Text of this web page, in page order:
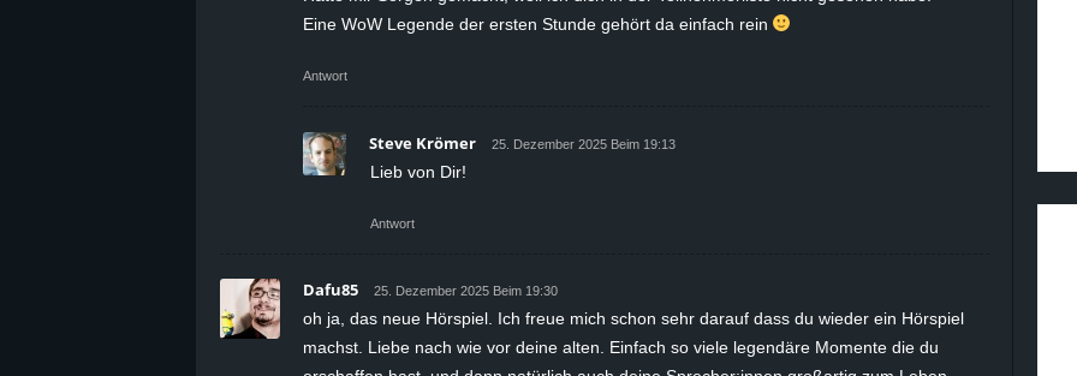
Eine WoW Legende der ersten Stunde gehört da einfach rein
Antwort
Steve Krömer 25. Dezember 2025 Beim 19:13
Lieb von Dir!
Antwort
Dafu85 25. Dezember 2025 Beim 19:30
oh ja, das neue Hörspiel. Ich freue mich schon sehr darauf dass du wieder ein Hörspiel
machst. Liebe nach wie vor deine alten. Einfach so viele legendäre Momente die du